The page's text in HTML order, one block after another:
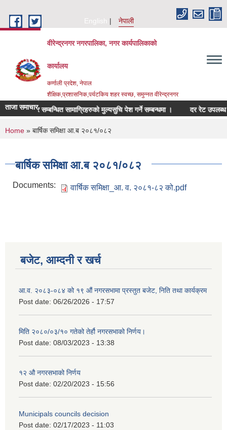
English
नेपाली
वीरेन्द्रनगर नगरपालिका, नगर कार्यपालिकाको
कार्यालय
कर्णाली प्रदेश, नेपाल
शैक्षिक,प्रशासनिक,पर्यटकिय शहर स्वच्छ, समुन्नत वीरेन्द्रनगर
ताजा समाचार
फर्निचर सम्बन्धित सामाग्रिहरुको मुल्यसुचि पेश गर्ने सम्बन्धमा । दर रेट उपलब्ध
You are here
Home » बार्षिक समिक्षा आ.ब २०८१/०८२
बार्षिक समिक्षा आ.ब २०८१/०८२
Documents: वार्षिक समिक्षा_आ. व. २०८१-८२ को.pdf
बजेट, आम्दनी र खर्च
आ.व. २०८३-०८४ को १९ औं नगरसभामा प्रस्तुत बजेट, निति तथा कार्यक्रम
Post date: 06/26/2026 - 17:57
मिति २०८०/०३/१० गतेको तेर्हौ नगरसभाको निर्णय।
Post date: 08/03/2023 - 13:38
१२ औ नगरसभाको निर्णय
Post date: 02/20/2023 - 15:56
Municipals councils decision
Post date: 02/17/2023 - 11:03